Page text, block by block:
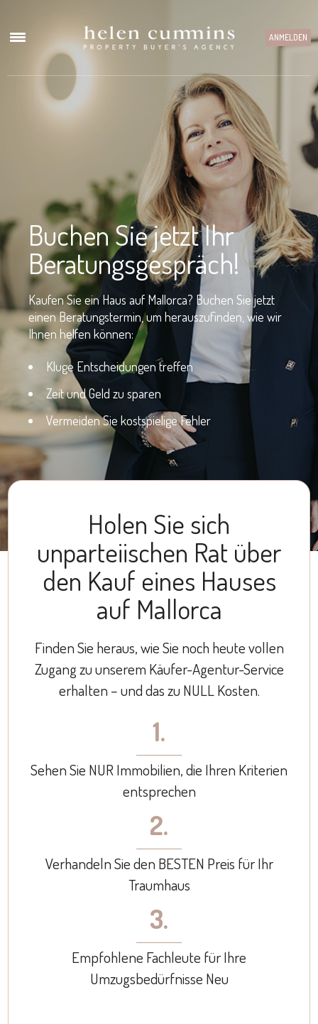
ANMELDEN
Buchen Sie jetzt Ihr
Beratungsgespräch!
Kaufen Sie ein Haus auf Mallorca? Buchen Sie jetzt
einen Beratungstermin, um herauszufinden, wie wir
Ihnen helfen können:
Kluge Entscheidungen treffen
Zeit und Geld zu sparen
Vermeiden Sie kostspielige Fehler
Holen Sie sich
unparteiischen Rat über
den Kauf eines Hauses
auf Mallorca
Finden Sie heraus, wie Sie noch heute vollen
Zugang zu unserem Käufer-Agentur-Service
erhalten – und das zu NULL Kosten.
1.
Sehen Sie NUR Immobilien, die Ihren Kriterien
entsprechen
2.
Verhandeln Sie den BESTEN Preis für Ihr
Traumhaus
3.
Empfohlene Fachleute für Ihre
Umzugsbedürfnisse Neu